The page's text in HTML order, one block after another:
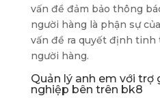
vấn đề đảm bảo thông
người hàng là phận sự
vấn đề ra quyết định tinh
người hàng.
Quản lý anh em với trợ
nghiệp bên trên bk8